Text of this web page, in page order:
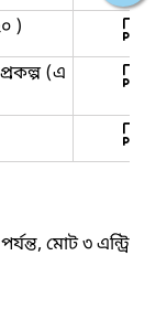
)
(এ
মোট ৩ এন্ট্রি